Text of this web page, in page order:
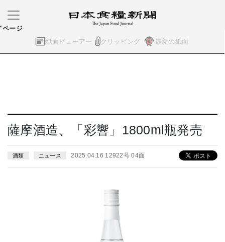
紙面ビューアー クリッピング 最新の紙面
ページ
薩摩酒造、「彩響」1800ml瓶発売
酒類 ニュース 2025.04.16 12922号 04面